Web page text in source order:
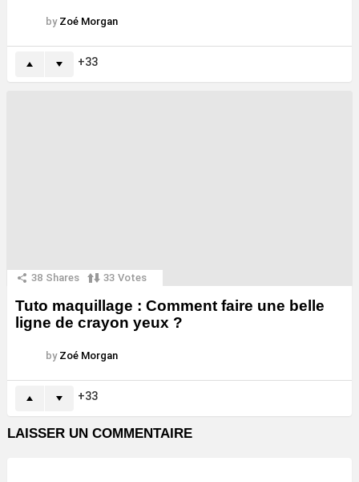
by Zoé Morgan
33
38 Shares 33 Votes
Tuto maquillage : Comment faire une belle
ligne de crayon yeux ?
by Zoé Morgan
33
LAISSER UN COMMENTAIRE